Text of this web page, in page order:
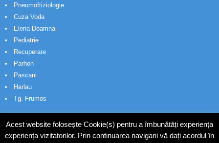
Pneumoftiziologie
Cuza Voda
Elena Doamna
Pediatrie
Recuperare
Parhon
Pascani
Harlau
Tg. Frumos
Acest website folosește Cookie(s) pentru a îmbunătăți experiența
experiența vizitatorilor. Prin continuarea navigarii vă dați acordul în